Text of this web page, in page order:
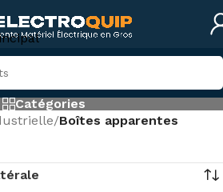
Catégories
/Boîtes apparentes